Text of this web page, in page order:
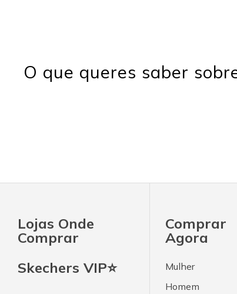
O que queres saber
Lojas Onde
Comprar
Skechers VIP⭐
Comprar
Agora
Mulher
Homem